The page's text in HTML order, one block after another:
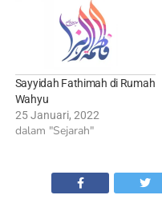
Sayyidah Fathimah di Rumah
Wahyu
25 Januari, 2022
dalam "Sejarah"